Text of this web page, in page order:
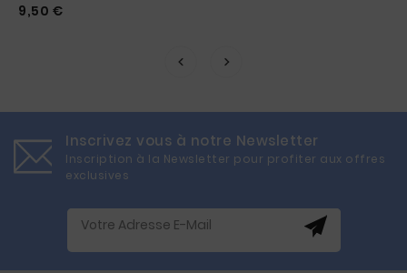
9,50 €
Inscrivez vous à notre Newsletter
Inscription à la Newsletter pour profiter aux offres
exclusives